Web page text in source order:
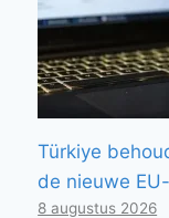
Türkiye
de nieuwe
8 augustus 2026